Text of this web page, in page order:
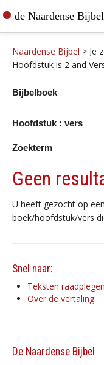
de Naardense Bijbel
Teksten raadplegen
Bijbel bestellen
Naardense Bijbel > Je
Hoofdstuk is 2 and
Bijbelboek
Hoofdstuk : vers
Zoekterm
Geen
U heeft gezocht op
boek/hoofdstuk/vers
Snel naar:
Teksten raadplegen
Over de vertaling
De Naardense Bijbel